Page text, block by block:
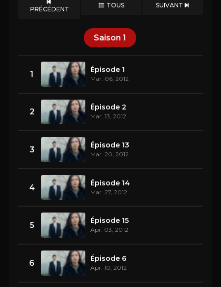
PRÉCÉDENT TOUS SUIVANT
Saison 1
1 Épisode 1
Mar. 06, 2012
2 Épisode 2
Mar. 13, 2012
3 Épisode 13
Mar. 20, 2012
4 Épisode 14
Mar. 27, 2012
5 Épisode 15
Apr. 03, 2012
6 Épisode 6
Apr. 10, 2012